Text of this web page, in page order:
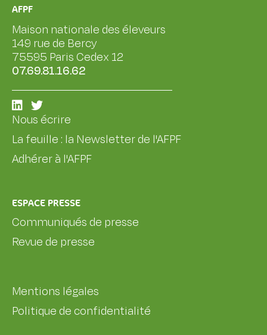
AFPF
Maison nationale des éleveurs
149 rue de Bercy
75595 Paris Cedex 12
07.69.81.16.62
Nous écrire
La feuille : la Newsletter de l'AFPF
Adhérer à l'AFPF
ESPACE PRESSE
Communiqués de presse
Revue de presse
Mentions légales
Politique de confidentialité